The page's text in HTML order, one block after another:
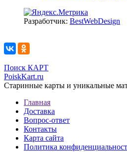
Разработчик: BestWebDesign
Поиск КАРТ
PoiskKart.ru
Старинные карты и уникальные
Главная
Доставка
Вопрос-ответ
Контакты
Карта сайта
Политика